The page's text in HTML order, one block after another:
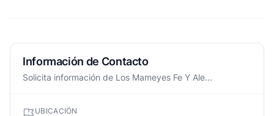
Información de Contacto
Solicita información de Los Mameyes Fe Y Ale...
UBICACIÓN